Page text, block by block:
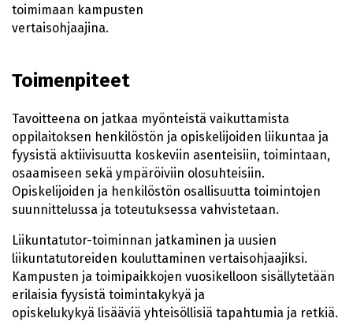
toimimaan kampusten
vertaisohjaajina.
Toimenpiteet
Tavoitteena on jatkaa myönteistä vaikuttamista
oppilaitoksen henkilöstön ja opiskelijoiden liikuntaa ja
fyysistä aktiivisuutta koskeviin asenteisiin, toimintaan,
osaamiseen sekä ympäröiviin olosuhteisiin.
Opiskelijoiden ja henkilöstön osallisuutta toimintojen
suunnittelussa ja toteutuksessa vahvistetaan.
Liikuntatutor-toiminnan jatkaminen ja uusien
liikuntatutoreiden kouluttaminen vertaisohjaajiksi.
Kampusten ja toimipaikkojen vuosikelloon sisällytetään
erilaisia fyysistä toimintakykyä ja
opiskelukykyä lisääviä yhteisöllisiä tapahtumia ja retkiä.